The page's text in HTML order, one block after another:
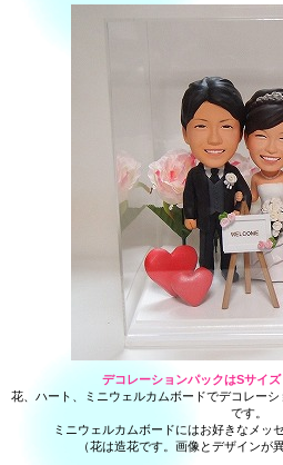
デコレーションパックはSサイ
花、ハート、ミニウェルカムボードでデコレー
です。
ミニウェルカムボードにはお好きなメッ
（花は造花です。画像とデザインが